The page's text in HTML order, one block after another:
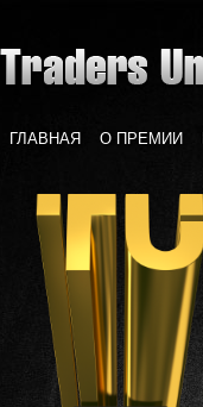
ГЛАВНАЯ О ПРЕМИИ